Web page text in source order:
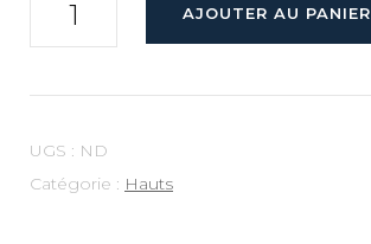
AJOUTER AU PANIER
UGS : ND
Catégorie : Hauts